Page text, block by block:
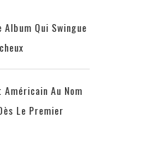
Qui Swingue
Au Nom
Le Premier